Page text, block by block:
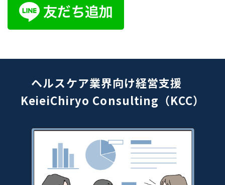
ヘルスケア業界向け経営支援
KeieiChiryo Consulting（KCC）